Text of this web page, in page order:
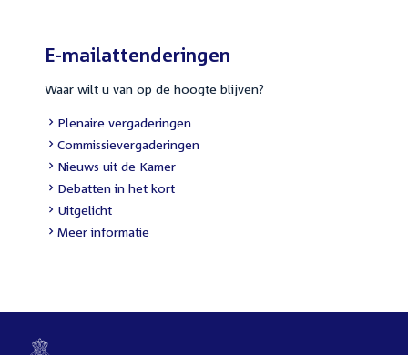
E-mailattenderingen
Waar wilt u van op de hoogte blijven?
External
link:
Plenaire vergaderingen
External
link:
Commissievergaderingen
External
link:
Nieuws uit de Kamer
External
link:
Debatten in het kort
External
link:
Uitgelicht
Meer informatie